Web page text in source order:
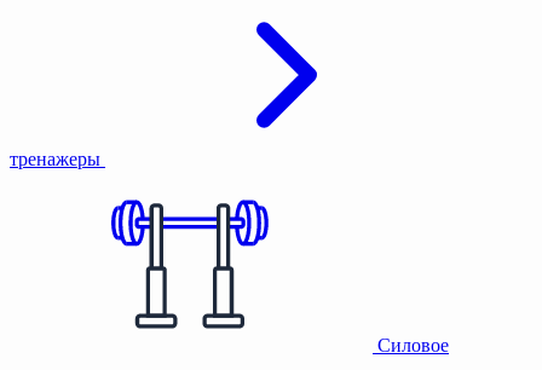
тренажеры
Силовое